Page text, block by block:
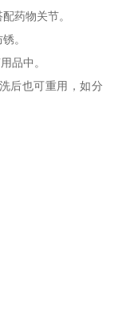
药物关节。
。
品中。
后也可重用，如分